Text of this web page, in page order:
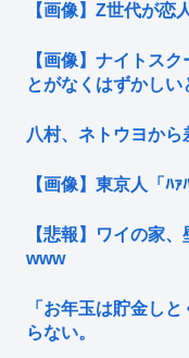
【画像】Z世代が恋
【画像】ナイトス
とがなくはずかし
八村、ネトウヨから
【画像】東京人「ﾊ
【悲報】ワイの家
www
「お年玉は貯金し
らない。